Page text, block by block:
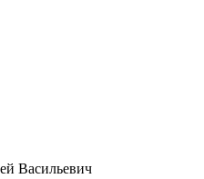
Васильевич